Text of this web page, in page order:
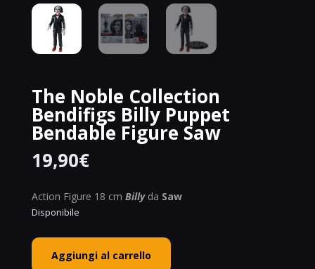
The Noble Collection
Bendifigs Billy Puppet
Bendable Figure Saw
19,90€
Action Figure 18 cm Billyda Saw
Disponibile
The
NobleAggiungi al carrello